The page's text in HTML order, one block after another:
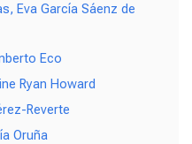
Eva García Sáenz de
Eco
Ryan Howard
Reverte
Oruña